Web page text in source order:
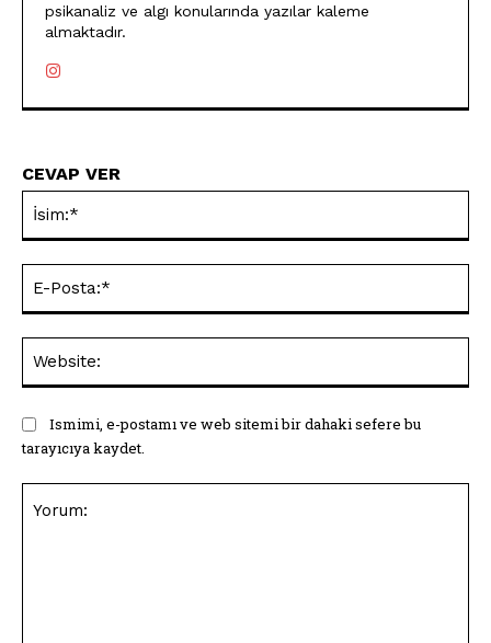
psikanaliz ve algı konularında yazılar kaleme
almaktadır.
CEVAP VER
Ismimi, e-postamı ve web sitemi bir dahaki sefere bu
tarayıcıya kaydet.